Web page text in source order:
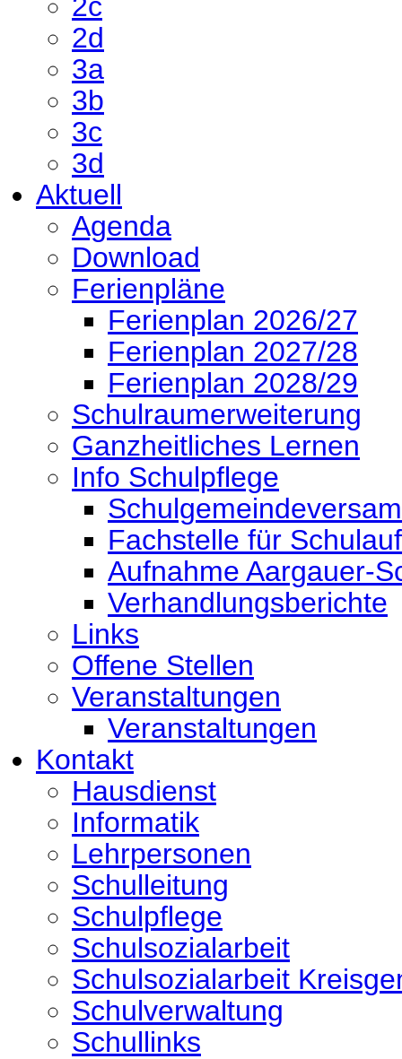
2d
3a
3b
3c
3d
Aktuell
Agenda
Download
Ferienpläne
Ferienplan 2026/27
Ferienplan 2027/28
Ferienplan 2028/29
Schulraumerweiterung
Ganzheitliches Lernen
Info Schulpflege
Fachstelle für
Aufnahme Aargauer-
Verhandlungsberichte
Links
Offene Stellen
Veranstaltungen
Veranstaltungen
Kontakt
Hausdienst
Informatik
Lehrpersonen
Schulleitung
Schulpflege
Schulsozialarbeit
Schulsozialarbeit
Schulverwaltung
Schullinks